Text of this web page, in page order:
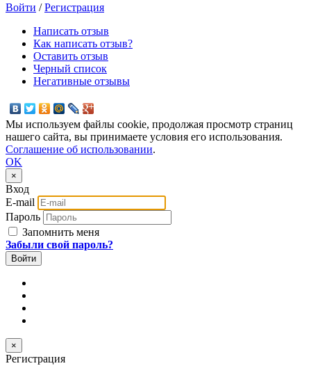
Войти /Регистрация
Написать отзыв
Как написать отзыв?
Оставить отзыв
Черный список
Негативные отзывы
Мы используем файлы cookie, продолжая просмотр страниц
нашего сайта, вы принимаете условия его использования.
Соглашение об использовании.
OK
×
Вход
E-mail
Пароль
Запомнить меня
Забыли свой пароль?
×
Регистрация